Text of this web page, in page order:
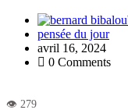
pensée du jour
avril 16, 2024
0 Comments